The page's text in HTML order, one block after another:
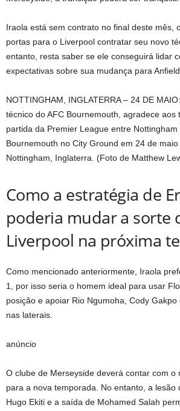
Iraola está sem contrato no final deste mês,
portas para o Liverpool contratar seu novo
entanto, resta saber se ele conseguirá lidar
expectativas sobre sua mudança para Anfield.
NOTTINGHAM, INGLATERRA – 24 DE
técnico do AFC Bournemouth, agradece aos
partida da Premier League entre
Bournemouth no City Ground em 24 de
Nottingham, Inglaterra. (Foto de Matthew
Como a estratégia de
poderia mudar a sorte
Liverpool na próxima
Como mencionado anteriormente, Iraola
1, por isso seria o homem ideal para usar
posição e apoiar Rio Ngumoha, Cody
nas laterais.
anúncio
O clube de Merseyside deverá contar com o
para a nova temporada. No entanto, a lesão
Hugo Ekiti e a saída de Mohamed Salah